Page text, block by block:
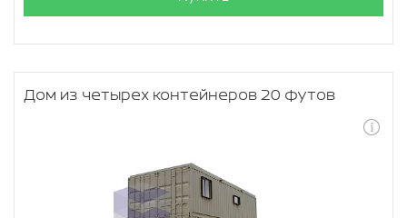
Дом из четырех контейнеров 20 футов